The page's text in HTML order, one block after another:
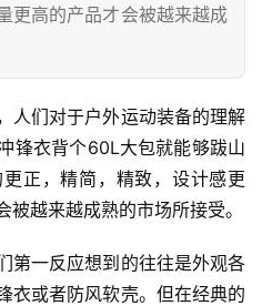
更高的产品才会被越来越成
人们对于户外运动装备的理解
锋衣背个60L大包就能够跋山
正，精简，精致，设计感更
越来越成熟的市场所接受。
第一反应想到的往往是外观各
衣或者防风软壳。但在经典的